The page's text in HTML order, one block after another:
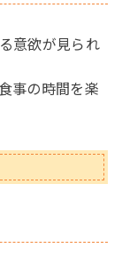
意欲が見られ
事の時間を楽